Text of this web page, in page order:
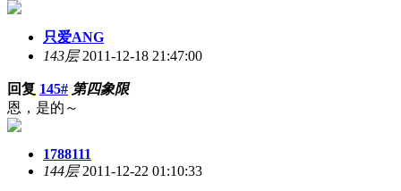
只爱ANG
143层2011-12-18 21:47:00
回复 145# 第四象限
恩，是的～
1788111
144层2011-12-22 01:10:33